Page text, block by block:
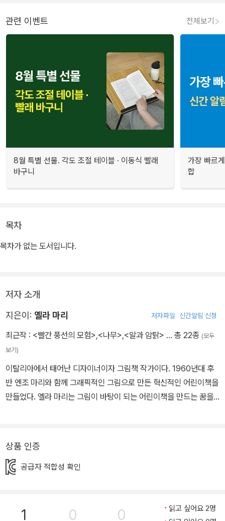
관련 이벤트 전체보기
8월 특별 선물. 각도 조절 테이블 · 이동식 빨래
바구니
가장 빠르
합
목차
목차가 없는 도서입니다.
저자 소개
지은이: 옐라 마리 저자파일 신간알림 신청
최근작 : <빨간 풍선의 모험>,<나무>,<알과 암탉> … 총 22종 (모두
보기)
이탈리아에서 태어난 디자이너이자 그림책 작가이다. 1960년대 후
반 엔조 마리와 함께 그래픽적인 그림으로 만든 혁신적인 어린이책을
만들었다. 옐라 마리는 그림이 바탕이 되는 어린이책을 만드는 꿈을
상품 인증
공급자 적합성 확인
1 0 0
읽고 싶어요 2명